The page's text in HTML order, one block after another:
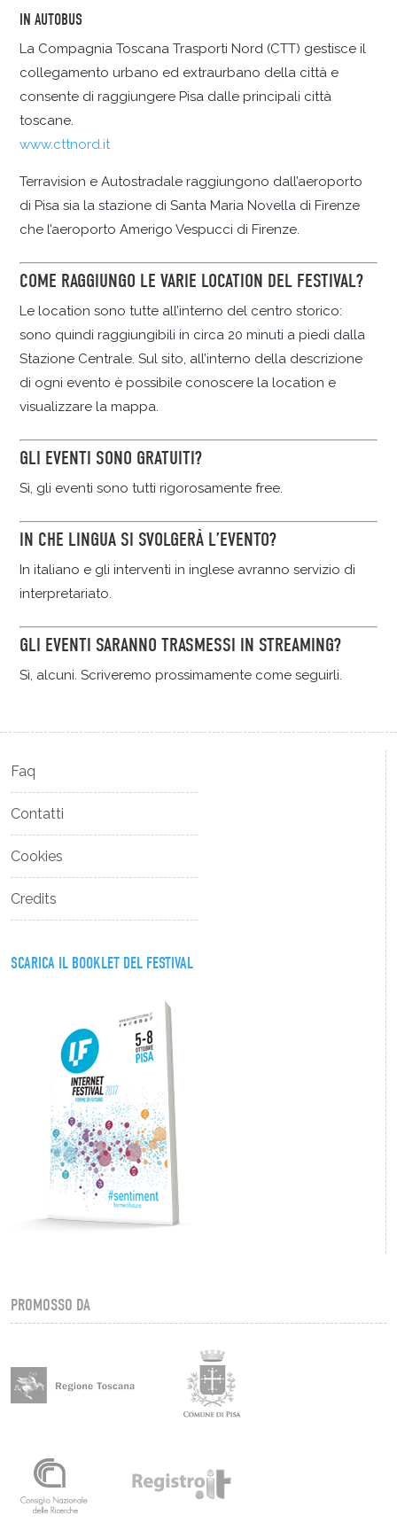
IN AUTOBUS
La Compagnia Toscana Trasporti Nord (CTT) gestisce il
collegamento urbano ed extraurbano della città e
consente di raggiungere Pisa dalle principali città
toscane.
www.cttnord.it
Terravision e Autostradale raggiungono dall’aeroporto
di Pisa sia la stazione di Santa Maria Novella di Firenze
che l’aeroporto Amerigo Vespucci di Firenze.
COME RAGGIUNGO LE VARIE LOCATION DEL FESTIVAL?
Le location sono tutte all’interno del centro storico:
sono quindi raggiungibili in circa 20 minuti a piedi dalla
Stazione Centrale. Sul sito, all’interno della descrizione
di ogni evento è possibile conoscere la location e
visualizzare la mappa.
GLI EVENTI SONO GRATUITI?
Sì, gli eventi sono tutti rigorosamente free.
IN CHE LINGUA SI SVOLGERÀ L’EVENTO?
In italiano e gli interventi in inglese avranno servizio di
interpretariato.
GLI EVENTI SARANNO TRASMESSI IN STREAMING?
Sì, alcuni. Scriveremo prossimamente come seguirli.
Faq
Contatti
Cookies
Credits
SCARICA IL BOOKLET DEL FESTIVAL
PROMOSSO DA